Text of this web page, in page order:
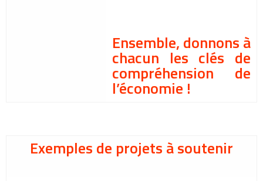
Ensemble, donnons à
chacun les clés de
compréhension de
l’économie !
Exemples de projets à soutenir